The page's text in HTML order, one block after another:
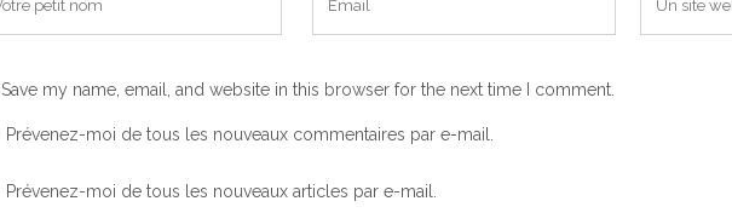
Save my name, email, and website in this browser for the next time I comment.
Prévenez-moi de tous les nouveaux commentaires par e-mail.
Prévenez-moi de tous les nouveaux articles par e-mail.